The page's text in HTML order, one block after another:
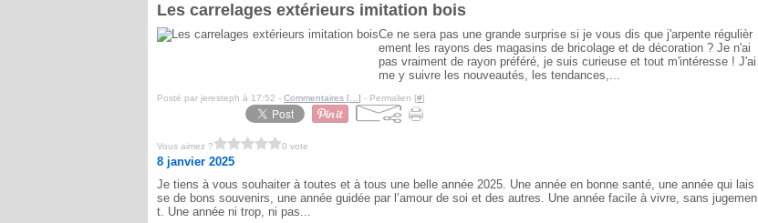
Les carrelages extérieurs imitation bois
Ce ne sera pas une grande surprise si je vous dis que j'arpente régulièr
ement les rayons des magasins de bricolage et de décoration ? Je n'ai
pas vraiment de rayon préféré, je suis curieuse et tout m'intéresse ! J'ai
me y suivre les nouveautés, les tendances,...
Posté par jeresteph à 17:52 - Commentaires [ ] - Permalien [#]
Vous aimez ? 0 vote
8 janvier 2025
Je tiens à vous souhaiter à toutes et à tous une belle année 2025. Une année en bonne santé, une année qui lais
se de bons souvenirs, une année guidée par l’amour de soi et des autres. Une année facile à vivre, sans jugemen
t. Une année ni trop, ni pas...